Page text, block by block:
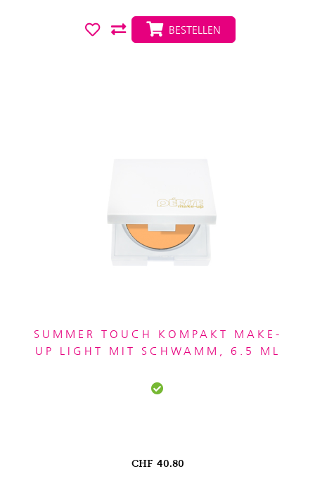
BESTELLEN
SUMMER TOUCH KOMPAKT MAKE-
UP LIGHT MIT SCHWAMM, 6.5 ML
CHF 40.80